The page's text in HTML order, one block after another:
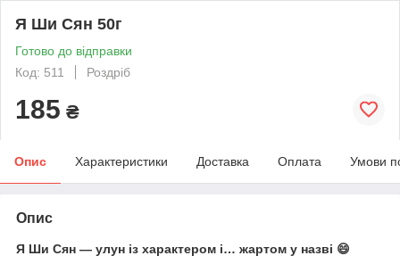
Я Ши Сян 50г
Готово до відправки
Код: 511
Роздріб
185 ₴
Опис Характеристики Доставка Оплата Умови
Опис
Я Ши Сян — улун із характером і… жартом у назві 😄